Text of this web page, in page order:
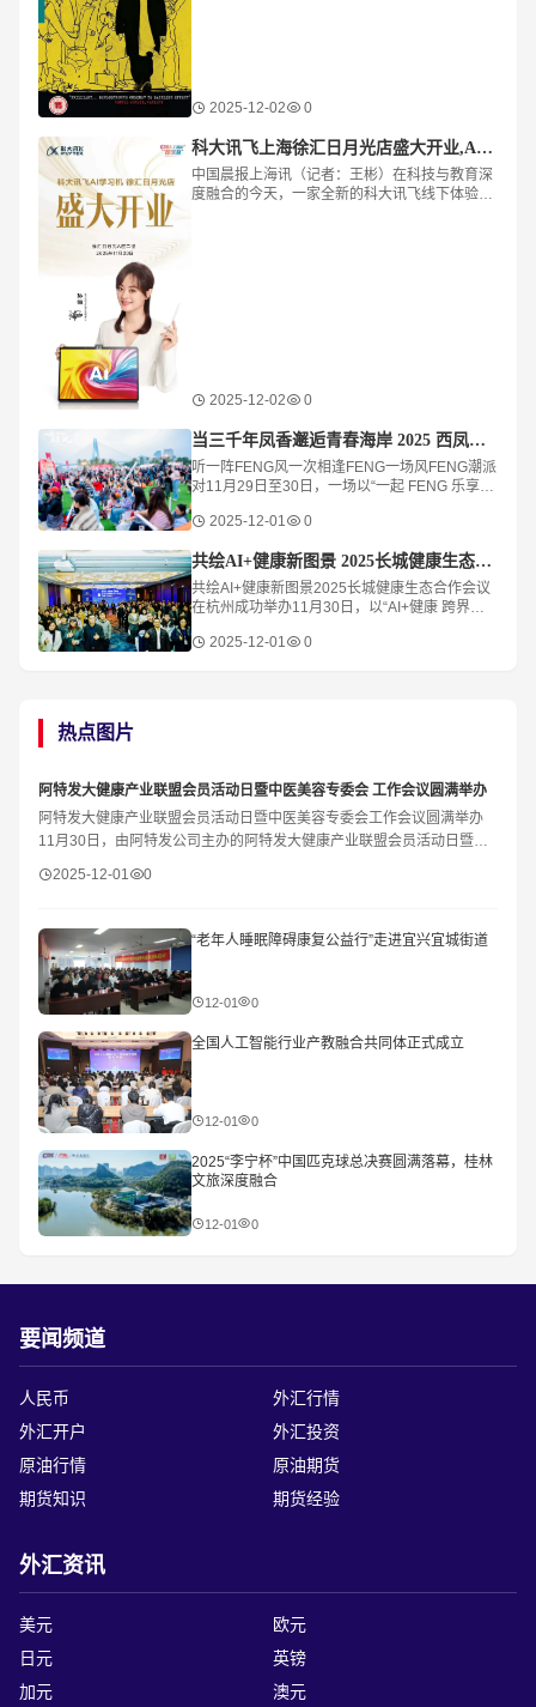
2025-12-02 0
科大讯飞上海徐汇日月光店盛大开业,AI学习产品引领智能教育新风向
中国晨报上海讯（记者：王彬）在科技与教育深
度融合的今天，一家全新的科大讯飞线下体验店
2025-12-02 0
当三千年凤香邂逅青春海岸 2025 西凤酒海岸音乐派对书写品牌年轻化新章
听一阵FENG风一次相逢FENG一场风FENG潮派
对11月29日至30日，一场以“一起 FENG 乐享
幕。音乐、互动、潮流市集与沉浸式体验让拥有
2025-12-01 0
共绘AI+健康新图景 2025长城健康生态合作会议在杭州成功举办
共绘AI+健康新图景2025长城健康生态合作会议
在杭州成功举办11月30日，以“AI+健康 跨界融
在杭州余杭鸬鸟隆重举行。本届大会由由
2025-12-01 0
热点图片
​阿特发大健康产业联盟会员活动日暨中医美容专委会 工作会议圆满举办
阿特发大健康产业联盟会员活动日暨中医美容专委会工作会议圆满举办
11月30日，由阿特发公司主办的阿特发大健康产业联盟会员活动日暨浙
2025-12-01 0
“老年人睡眠障碍康复公益行”走进宜兴宜城街道
12-01 0
全国人工智能行业产教融合共同体正式成立
12-01 0
2025“李宁杯”中国匹克球总决赛圆满落幕，桂林
文旅深度融合
12-01 0
要闻频道
人民币
外汇行情
外汇开户
外汇投资
原油行情
原油期货
期货知识
期货经验
外汇资讯
美元
欧元
日元
英镑
加元
澳元